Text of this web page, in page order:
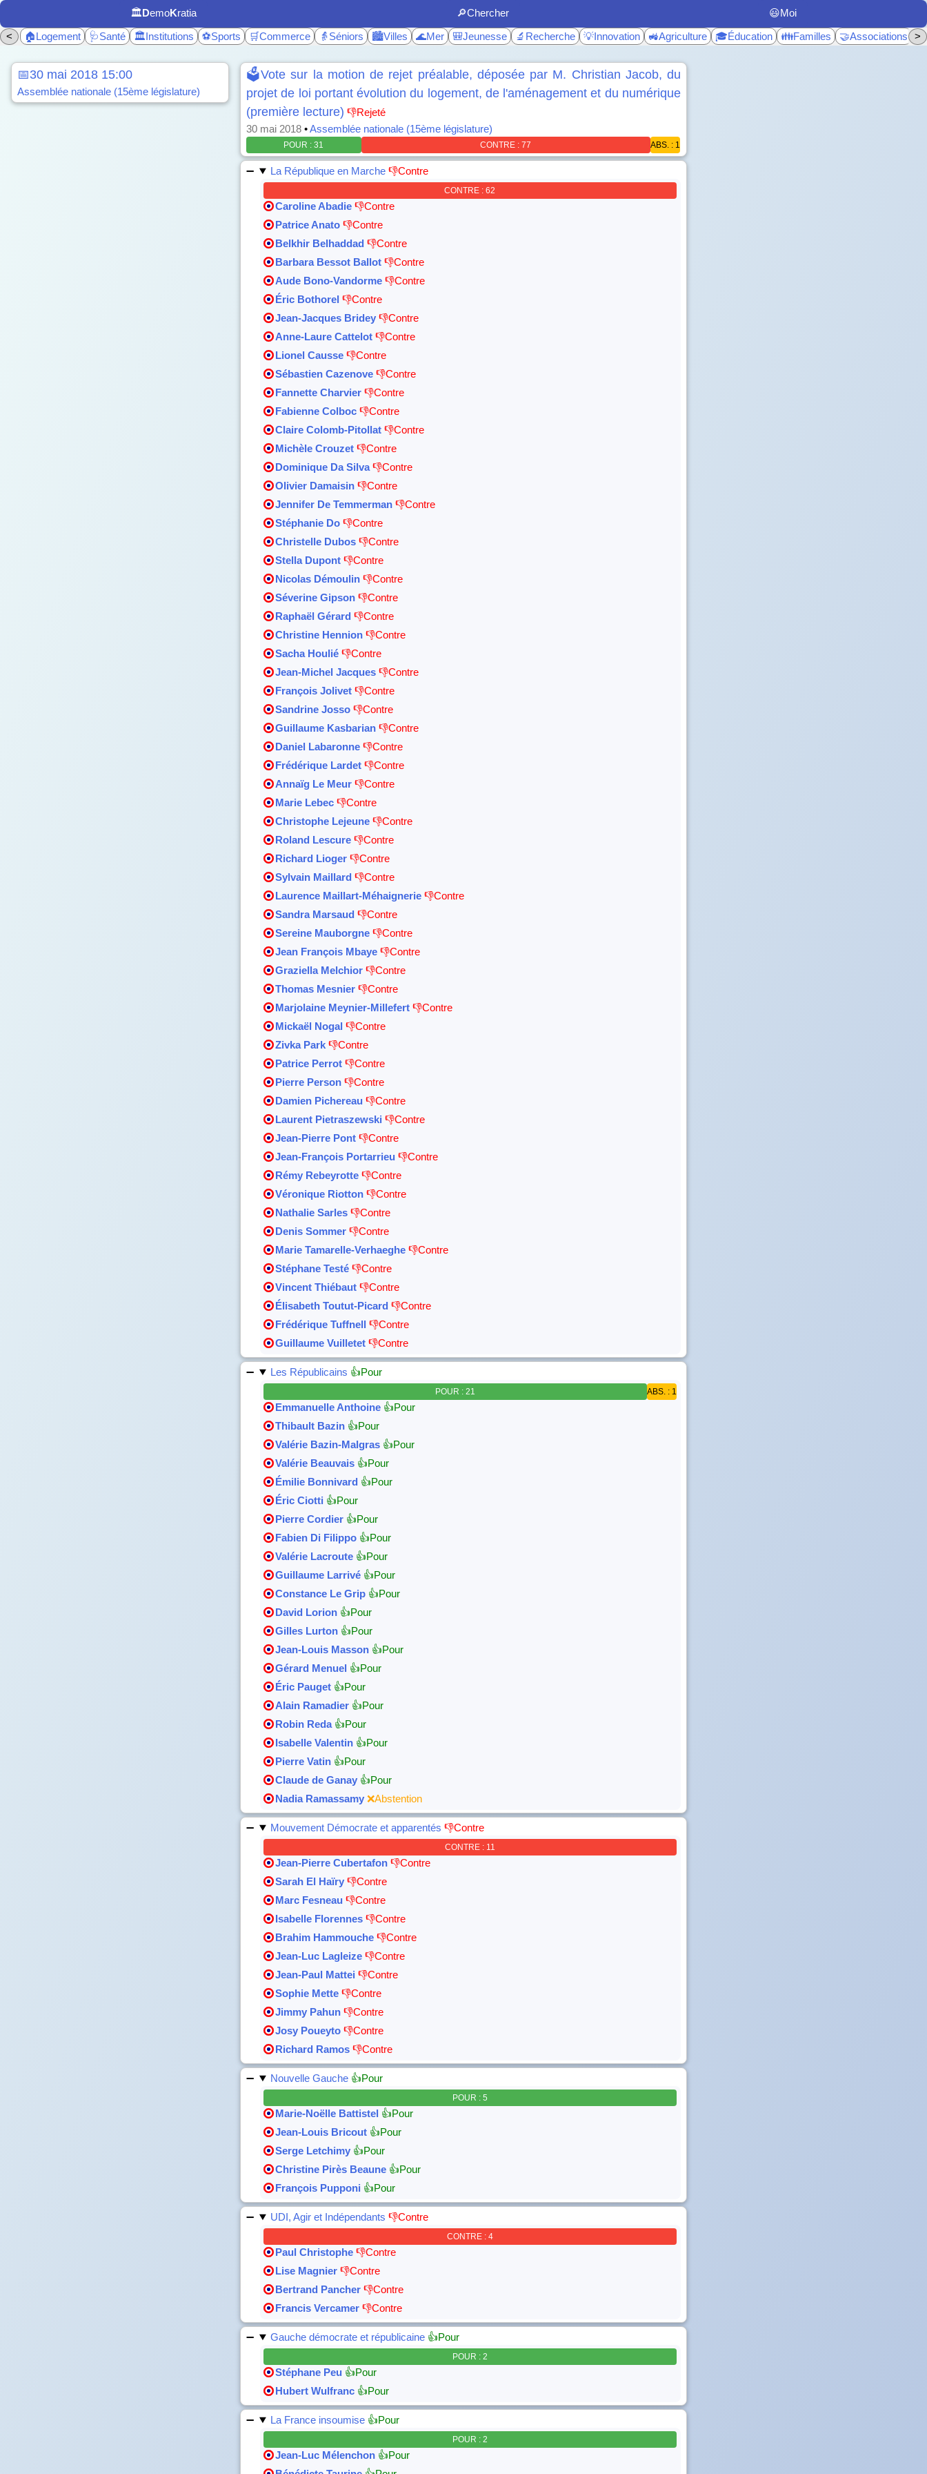
🏛️DemoKratia 🔎Chercher
😃Moi
<
🏠Logement 🩺Santé 🏛️Institutions ⚽Sports 🛒Commerce 👵Séniors 🏙️Villes 🌊Mer 🎒Jeunesse 🔬Recherche 💡Innovation 🚜Agriculture 🎓Éducation 👪Familles 🤝Associations >
📅30 mai 2018 15:00
Assemblée nationale (15ème législature)
🗳️Vote sur la motion de rejet préalable, déposée par M. Christian Jacob, du
projet de loi portant évolution du logement, de l'aménagement et du numérique
(première lecture) 👎Rejeté
30 mai 2018•Assemblée nationale (15ème législature)
POUR : 31 CONTRE : 77 ABS. : 1
La République en Marche 👎Contre
CONTRE : 62
Caroline Abadie 👎Contre
Patrice Anato 👎Contre
Belkhir Belhaddad 👎Contre
Barbara Bessot Ballot 👎Contre
Aude Bono-Vandorme 👎Contre
Éric Bothorel 👎Contre
Jean-Jacques Bridey 👎Contre
Anne-Laure Cattelot 👎Contre
Lionel Causse 👎Contre
Sébastien Cazenove 👎Contre
Fannette Charvier 👎Contre
Fabienne Colboc 👎Contre
Claire Colomb-Pitollat 👎Contre
Michèle Crouzet 👎Contre
Dominique Da Silva 👎Contre
Olivier Damaisin 👎Contre
Jennifer De Temmerman 👎Contre
Stéphanie Do 👎Contre
Christelle Dubos 👎Contre
Stella Dupont 👎Contre
Nicolas Démoulin 👎Contre
Séverine Gipson 👎Contre
Raphaël Gérard 👎Contre
Christine Hennion 👎Contre
Sacha Houlié 👎Contre
Jean-Michel Jacques 👎Contre
François Jolivet 👎Contre
Sandrine Josso 👎Contre
Guillaume Kasbarian 👎Contre
Daniel Labaronne 👎Contre
Frédérique Lardet 👎Contre
Annaïg Le Meur 👎Contre
Marie Lebec 👎Contre
Christophe Lejeune 👎Contre
Roland Lescure 👎Contre
Richard Lioger 👎Contre
Sylvain Maillard 👎Contre
Laurence Maillart-Méhaignerie 👎Contre
Sandra Marsaud 👎Contre
Sereine Mauborgne 👎Contre
Jean François Mbaye 👎Contre
Graziella Melchior 👎Contre
Thomas Mesnier 👎Contre
Marjolaine Meynier-Millefert 👎Contre
Mickaël Nogal 👎Contre
Zivka Park 👎Contre
Patrice Perrot 👎Contre
Pierre Person 👎Contre
Damien Pichereau 👎Contre
Laurent Pietraszewski 👎Contre
Jean-Pierre Pont 👎Contre
Jean-François Portarrieu 👎Contre
Rémy Rebeyrotte 👎Contre
Véronique Riotton 👎Contre
Nathalie Sarles 👎Contre
Denis Sommer 👎Contre
Marie Tamarelle-Verhaeghe 👎Contre
Stéphane Testé 👎Contre
Vincent Thiébaut 👎Contre
Élisabeth Toutut-Picard 👎Contre
Frédérique Tuffnell 👎Contre
Guillaume Vuilletet 👎Contre
Les Républicains 👍Pour
POUR : 21 ABS. : 1
Emmanuelle Anthoine 👍Pour
Thibault Bazin 👍Pour
Valérie Bazin-Malgras 👍Pour
Valérie Beauvais 👍Pour
Émilie Bonnivard 👍Pour
Éric Ciotti 👍Pour
Pierre Cordier 👍Pour
Fabien Di Filippo 👍Pour
Valérie Lacroute 👍Pour
Guillaume Larrivé 👍Pour
Constance Le Grip 👍Pour
David Lorion 👍Pour
Gilles Lurton 👍Pour
Jean-Louis Masson 👍Pour
Gérard Menuel 👍Pour
Éric Pauget 👍Pour
Alain Ramadier 👍Pour
Robin Reda 👍Pour
Isabelle Valentin 👍Pour
Pierre Vatin 👍Pour
Claude de Ganay 👍Pour
Nadia Ramassamy ❌Abstention
Mouvement Démocrate et apparentés 👎Contre
CONTRE : 11
Jean-Pierre Cubertafon 👎Contre
Sarah El Haïry 👎Contre
Marc Fesneau 👎Contre
Isabelle Florennes 👎Contre
Brahim Hammouche 👎Contre
Jean-Luc Lagleize 👎Contre
Jean-Paul Mattei 👎Contre
Sophie Mette 👎Contre
Jimmy Pahun 👎Contre
Josy Poueyto 👎Contre
Richard Ramos 👎Contre
Nouvelle Gauche 👍Pour
POUR : 5
Marie-Noëlle Battistel 👍Pour
Jean-Louis Bricout 👍Pour
Serge Letchimy 👍Pour
Christine Pirès Beaune 👍Pour
François Pupponi 👍Pour
UDI, Agir et Indépendants 👎Contre
CONTRE : 4
Paul Christophe 👎Contre
Lise Magnier 👎Contre
Bertrand Pancher 👎Contre
Francis Vercamer 👎Contre
Gauche démocrate et républicaine 👍Pour
POUR : 2
Stéphane Peu 👍Pour
Hubert Wulfranc 👍Pour
La France insoumise 👍Pour
POUR : 2
Jean-Luc Mélenchon 👍Pour